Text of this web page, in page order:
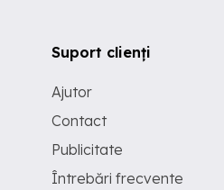
Suport clienți
Ajutor
Contact
Publicitate
Întrebări frecvente